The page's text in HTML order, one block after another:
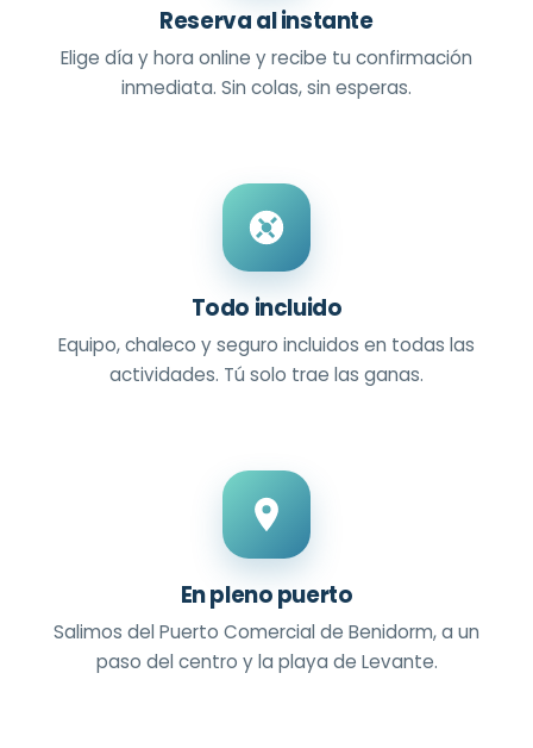
Reserva al instante
Elige día y hora online y recibe tu confirmación
inmediata. Sin colas, sin esperas.
Todo incluido
Equipo, chaleco y seguro incluidos en todas las
actividades. Tú solo trae las ganas.
En pleno puerto
Salimos del Puerto Comercial de Benidorm, a un
paso del centro y la playa de Levante.